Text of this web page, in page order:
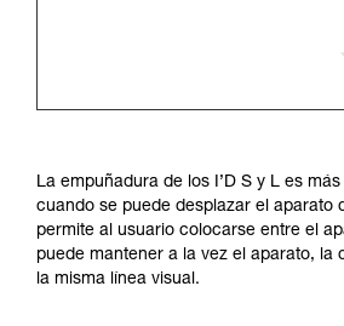
La empuñadura de los I’D S y L es
cuando se puede desplazar el aparato
permite al usuario colocarse entre el
puede mantener a la vez el aparato, la
la misma línea visual.